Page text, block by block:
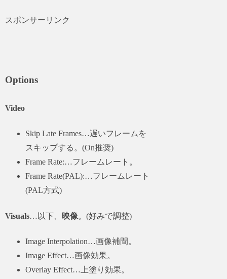
スポンサーリンク
Options
Video
Skip Late Frames…遅いフレームを
スキップする。(On推奨)
Frame Rate:…フレームレート。
Frame Rate(PAL):…フレームレート
(PAL方式)
Visuals…以下、 映像。(好みで調整)
Image Interpolation…画像補間。
Image Effect…画像効果。
Overlay Effect…上塗り効果。